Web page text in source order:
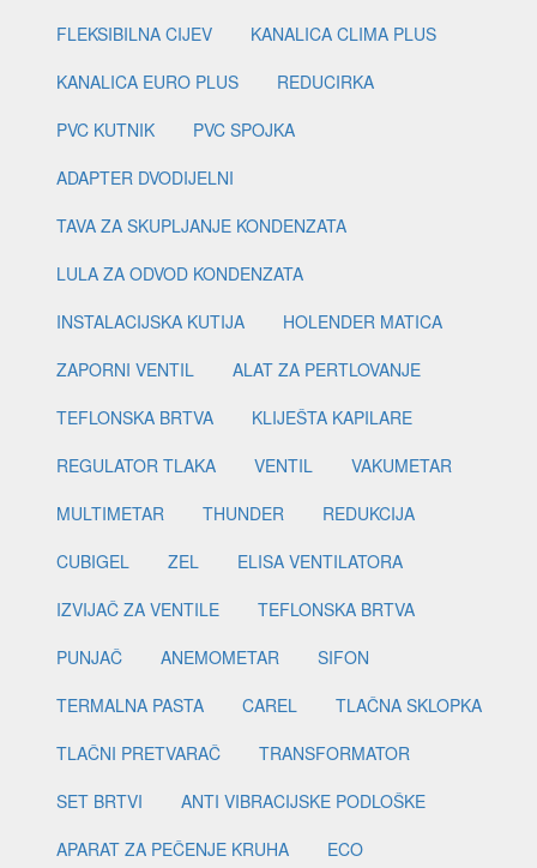
FLEKSIBILNA CIJEV
KANALICA CLIMA PLUS
KANALICA EURO PLUS
REDUCIRKA
PVC KUTNIK
PVC SPOJKA
ADAPTER DVODIJELNI
TAVA ZA SKUPLJANJE KONDENZATA
LULA ZA ODVOD KONDENZATA
INSTALACIJSKA KUTIJA
HOLENDER MATICA
ZAPORNI VENTIL
ALAT ZA PERTLOVANJE
TEFLONSKA BRTVA
KLIJEŠTA KAPILARE
REGULATOR TLAKA
VENTIL
VAKUMETAR
MULTIMETAR
THUNDER
REDUKCIJA
CUBIGEL
ZEL
ELISA VENTILATORA
IZVIJAČ ZA VENTILE
TEFLONSKA BRTVA
PUNJAČ
ANEMOMETAR
SIFON
TERMALNA PASTA
CAREL
TLAČNA SKLOPKA
TLAČNI PRETVARAČ
TRANSFORMATOR
SET BRTVI
ANTI VIBRACIJSKE PODLOŠKE
APARAT ZA PEČENJE KRUHA
ECO